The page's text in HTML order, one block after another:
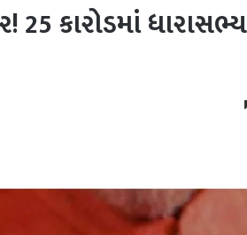
કારોડમાં ધારાસભ્ય